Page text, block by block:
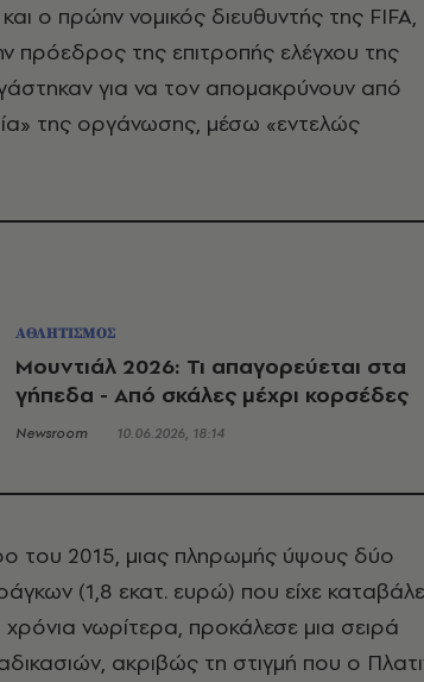
ο πρώην νομικός διευθυντής της FIFA,
πρόεδρος της επιτροπής ελέγχου της
για να τον απομακρύνουν από
της οργάνωσης, μέσω «εντελώς
ΑΘΛΗΤΙΣΜΟΣ
Μουντιάλ 2026: Τι απαγορεύεται στα
γήπεδα - Από σκάλες μέχρι κορσέδες
Newsroom 10.06.2026, 18:14
του 2015, μιας πληρωμής ύψους δύο
(1,8 εκατ. ευρώ) που είχε
νωρίτερα, προκάλεσε μια σειρά
ακριβώς τη στιγμή που ο